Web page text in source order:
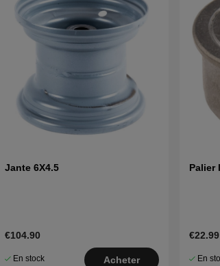
Jante 6X4.5
€104.90
En stock Acheter
Palier
€22.99
En